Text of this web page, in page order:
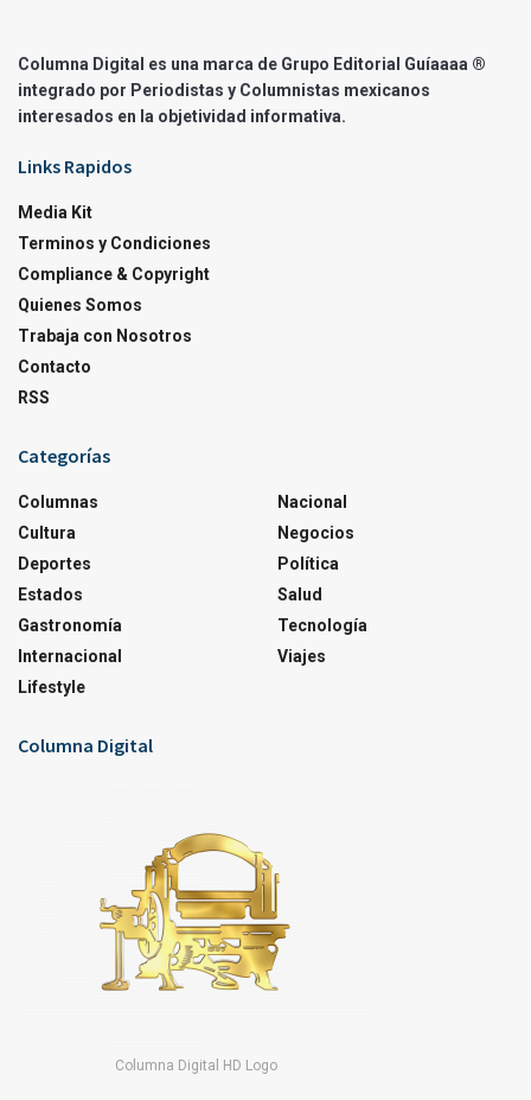
Columna Digital es una marca de Grupo Editorial Guíaaaa ®
integrado por Periodistas y Columnistas mexicanos
interesados en la objetividad informativa.
Links Rapidos
Media Kit
Terminos y Condiciones
Compliance & Copyright
Quienes Somos
Trabaja con Nosotros
Contacto
RSS
Categorías
Columnas
Cultura
Deportes
Estados
Gastronomía
Internacional
Lifestyle
Nacional
Negocios
Política
Salud
Tecnología
Viajes
Columna Digital
Columna Digital HD Logo